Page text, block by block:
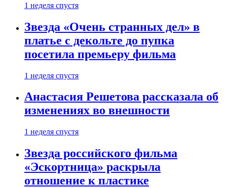
1 неделя спустя
Звезда «Очень странных дел» в
платье с декольте до пупка
посетила премьеру фильма
1 неделя спустя
Анастасия Решетова рассказала об
изменениях во внешности
1 неделя спустя
Звезда российского фильма
«Эскортница» раскрыла
отношение к пластике